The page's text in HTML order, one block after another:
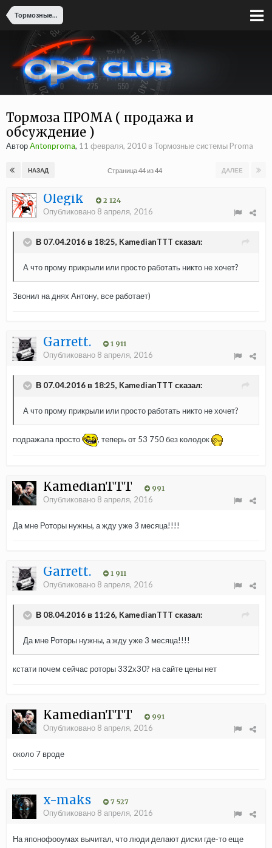
Тормозные системы Proma
Тормоза ПРОМА ( продажа и
обсуждение )
АвторAntonproma, 11 февраля, 2010 в Тормозные системы Proma
НАЗАД ДАЛЕЕ
Страница 44 из 44
Olegik 2 124
Опубликовано 8 апреля, 2016
В 07.04.2016 в 18:25, KamedianTTT сказал:
А что прому прикрыли или просто работать никто не хочет?
Звонил на днях Антону, все работает)
Garrett. 1 911
Опубликовано 8 апреля, 2016
В 07.04.2016 в 18:25, KamedianTTT сказал:
А что прому прикрыли или просто работать никто не хочет?
подражала просто , теперь от 53 750 без колодок
KamedianTTT 991
Опубликовано 8 апреля, 2016
Да мне Роторы нужны, а жду уже 3 месяца!!!!
Garrett. 1 911
Опубликовано 8 апреля, 2016
В 08.04.2016 в 11:26, KamedianTTT сказал:
Да мне Роторы нужны, а жду уже 3 месяца!!!!
кстати почем сейчас роторы 332х30? на сайте цены нет
KamedianTTT 991
Опубликовано 8 апреля, 2016
около 7 вроде
x-maks 7 527
Опубликовано 8 апреля, 2016
На японофооумах вычитал, что люди делают диски где-то еще